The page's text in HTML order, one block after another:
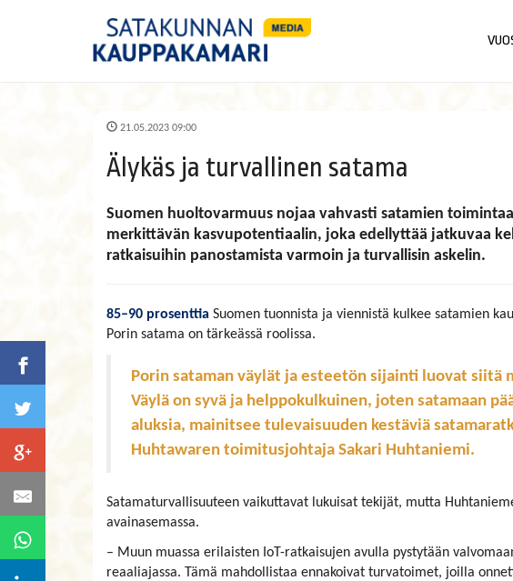
21.05.2023 09:00
Älykäs ja turvallinen satama
Suomen huoltovarmuus nojaa vahvasti satamien
merkittävän kasvupotentiaalin, joka edellyttää jatkuvaa
ratkaisuihin panostamista varmoin ja turvallisin askelin.
85–90 prosenttia Suomen tuonnista ja viennistä kulkee satamien
Porin satama on tärkeässä roolissa.
Porin sataman väylät ja esteetön sijainti luovat siitä
Väylä on syvä ja helppokulkuinen, joten satamaan
aluksia, mainitsee tulevaisuuden kestäviä
Huhtawaren toimitusjohtaja Sakari Huhtaniemi.
Satamaturvallisuuteen vaikuttavat lukuisat tekijät, mutta
avainasemassa.
– Muun muassa erilaisten IoT-ratkaisujen avulla pystytään
reaaliajassa. Tämä mahdollistaa ennakoivat turvatoimet, joilla